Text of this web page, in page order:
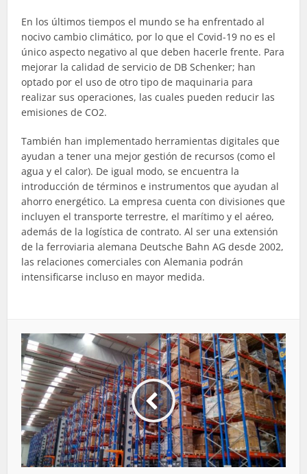
En los últimos tiempos el mundo se ha enfrentado al
nocivo cambio climático, por lo que el Covid-19 no es el
único aspecto negativo al que deben hacerle frente. Para
mejorar la calidad de servicio de DB Schenker; han
optado por el uso de otro tipo de maquinaria para
realizar sus operaciones, las cuales pueden reducir las
emisiones de CO2.
También han implementado herramientas digitales que
ayudan a tener una mejor gestión de recursos (como el
agua y el calor). De igual modo, se encuentra la
introducción de términos e instrumentos que ayudan al
ahorro energético. La empresa cuenta con divisiones que
incluyen el transporte terrestre, el marítimo y el aéreo,
además de la logística de contrato. Al ser una extensión
de la ferroviaria alemana Deutsche Bahn AG desde 2002,
las relaciones comerciales con Alemania podrán
intensificarse incluso en mayor medida.